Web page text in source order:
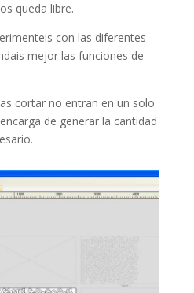
queda libre.
con las diferentes
mejor las funciones de
cortar no entran en un solo
de generar la cantidad